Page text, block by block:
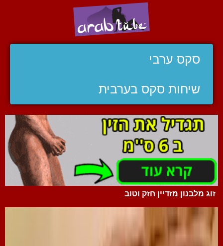
סקס ערבי
שיחות סקס בערבית
זוג מלבנון מזדיין חזק וטוב